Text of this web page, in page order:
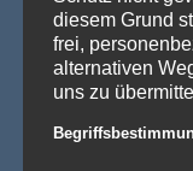
PRODUKTSUCHE
diesem Grund
frei,
alternativen
uns zu